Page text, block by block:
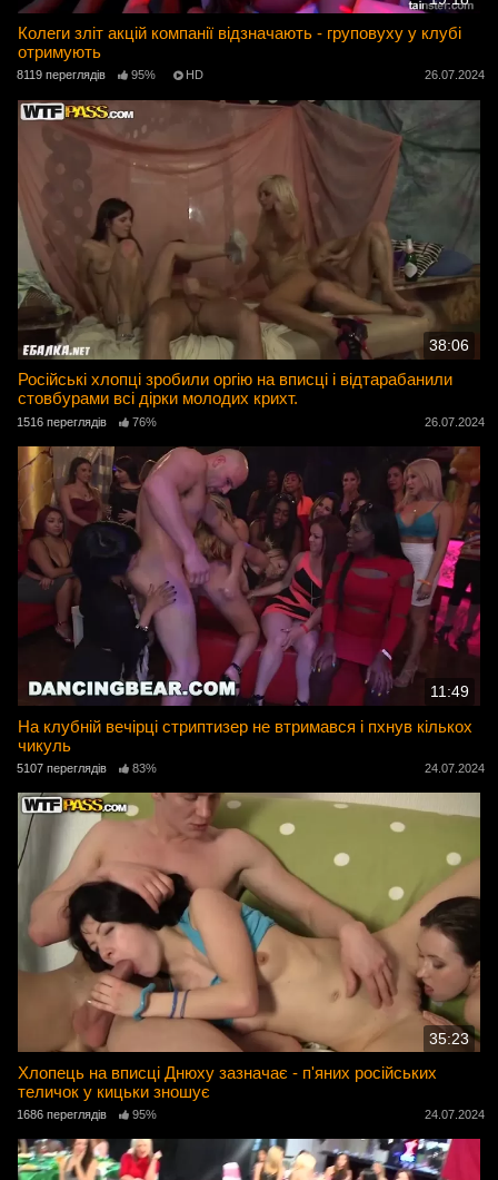
Колеги зліт акцій компанії відзначають - груповуху у клубі
отримують
8119 переглядів 95% HD 26.07.2024
38:06
Російські хлопці зробили оргію на вписці і відтарабанили
стовбурами всі дірки молодих крихт.
1516 переглядів 76% 26.07.2024
11:49
На клубній вечірці стриптизер не втримався і пхнув кількох
чикуль
5107 переглядів 83% 24.07.2024
35:23
Хлопець на вписці Днюху зазначає - п'яних російських
теличок у кицьки зношує
1686 переглядів 95% 24.07.2024